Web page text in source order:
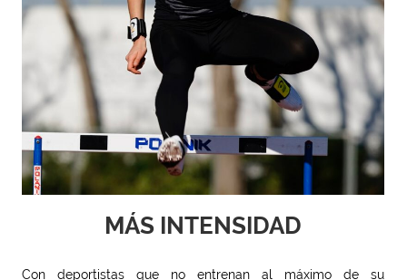
MÁS INTENSIDAD
Con deportistas que no entrenan al máximo de su